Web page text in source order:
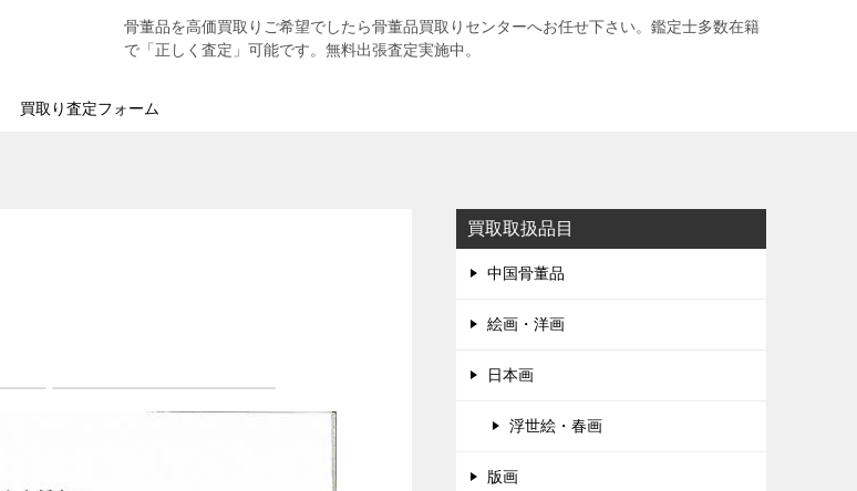
骨董品を高価買取りご希望でしたら骨董品買取りセンターへお任せ下さい。鑑定士多数在籍
で「正しく査定」可能です。無料出張査定実施中。
買取り査定フォーム
買取取扱品目
中国骨董品
絵画・洋画
日本画
浮世絵・春画
版画